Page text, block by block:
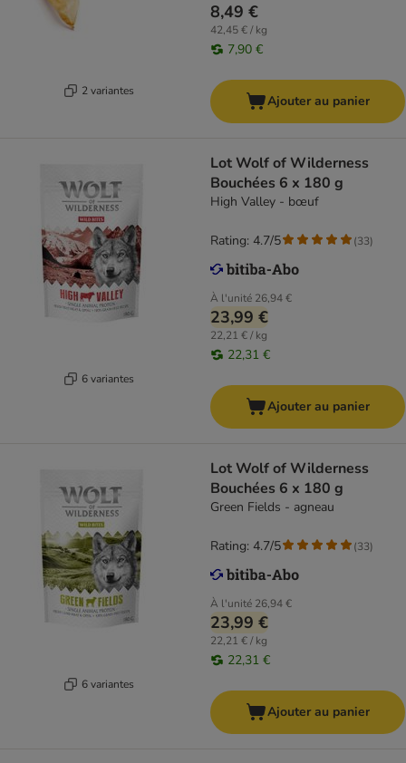
2 variantes
8,49 €
42,45 € / kg
7,90 €
Ajouter au panier
6 variantes
Lot Wolf of Wilderness
Bouchées 6 x 180 g
High Valley - bœuf
À l'unité 26,94 €
23,99 €
22,21 € / kg
22,31 €
Rating: 4.7/5 (33)
Ajouter au panier
6 variantes
Lot Wolf of Wilderness
Bouchées 6 x 180 g
Green Fields - agneau
À l'unité 26,94 €
23,99 €
22,21 € / kg
22,31 €
Rating: 4.7/5 (33)
Ajouter au panier